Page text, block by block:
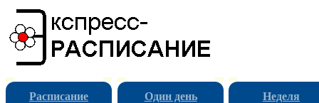
Расписание Один день Неделя